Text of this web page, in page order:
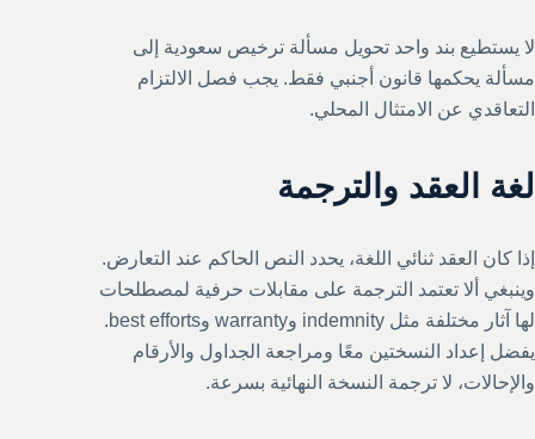
لا يستطيع بند واحد تحويل مسألة ترخيص سعودية إلى
مسألة يحكمها قانون أجنبي فقط. يجب فصل الالتزام
التعاقدي عن الامتثال المحلي.
لغة العقد والترجمة
إذا كان العقد ثنائي اللغة، يحدد النص الحاكم عند التعارض.
وينبغي ألا تعتمد الترجمة على مقابلات حرفية لمصطلحات
لها آثار مختلفة مثل indemnity وwarranty وbest efforts.
يفضل إعداد النسختين معًا ومراجعة الجداول والأرقام
والإحالات، لا ترجمة النسخة النهائية بسرعة.